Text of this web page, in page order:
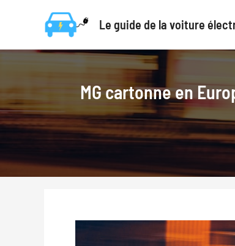
Le guide de la voiture
MG cartonne en